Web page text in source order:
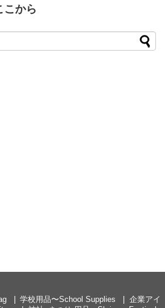
こから
学校用品〜School Supplies
企業アイ